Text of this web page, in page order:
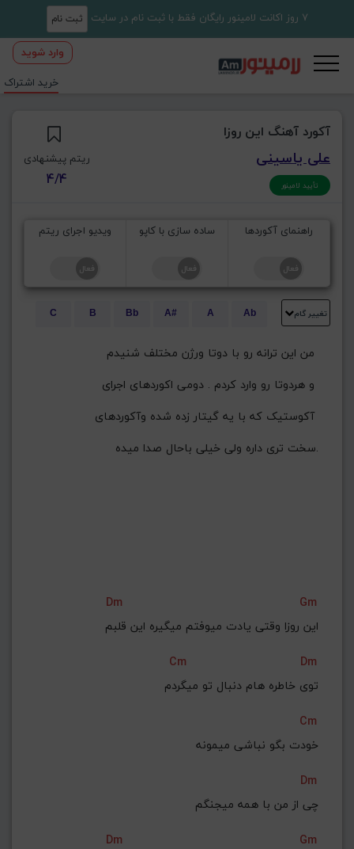
7 روز اکانت لامینور رایگان فقط با ثبت نام در سایت ثبت نام
وارد شوید
خرید اشتراک
آکورد آهنگ این روزا
علی یاسینی
تأیید لامینور
ریتم پیشنهادی
4/4
راهنمای آکوردها ساده سازی با کاپو ویدیو اجرای ریتم
تغییر گام Ab
A
A#
Bb
B
C
سخت تری داره ولی خیلی باحال صدا میده.
Dm
Gm
این روزا وقتی یادت میوفتم میگیره این قلبم
Cm
Dm
توی خاطره هام دنبال تو میگردم
Cm
خودت بگو نباشی میمونه
Dm
چی از من با همه میجنگم
Dm
Gm